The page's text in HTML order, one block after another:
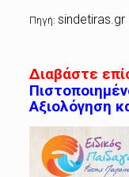
Πηγή: sindetiras.gr
Διαβάστε
Αξιολόγηση